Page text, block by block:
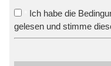
Ich habe die
gelesen und stimme